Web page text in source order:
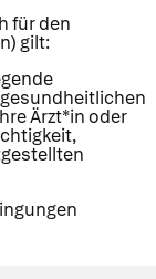
für den
gilt:
Ärzt*in oder